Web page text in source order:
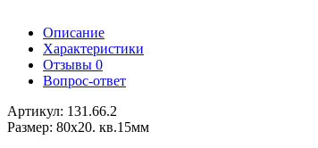
Описание
Характеристики
Отзывы 0
Вопрос-ответ
Артикул: 131.66.2
Размер: 80x20. кв.15мм